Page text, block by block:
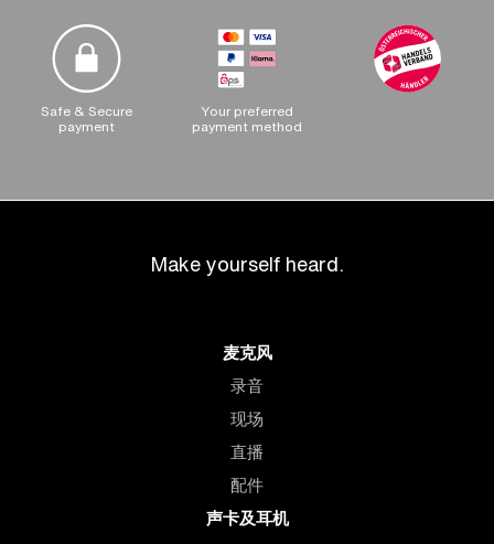
Safe & Secure
payment
Your preferred
payment method
Make yourself heard.
麦克风
录音
现场
直播
配件
声卡及耳机